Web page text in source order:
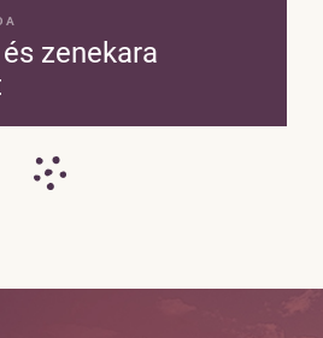
zenekara